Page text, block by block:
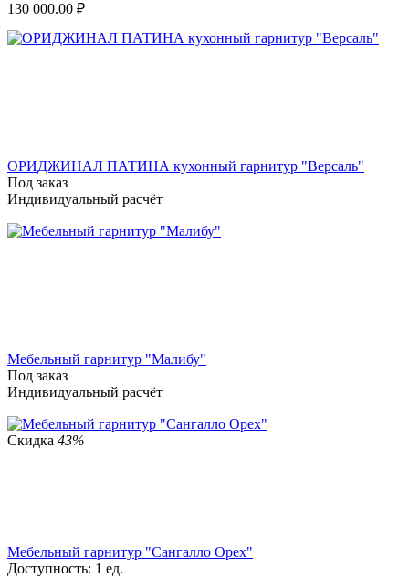
130 000.00 ₽
ОРИДЖИНАЛ ПАТИНА кухонный гарнитур "Версаль"
Под заказ
Индивидуальный расчёт
Мебельный гарнитур "Малибу"
Под заказ
Индивидуальный расчёт
Скидка 43%
Мебельный гарнитур "Сангалло Орех"
Доступность: 1 ед.